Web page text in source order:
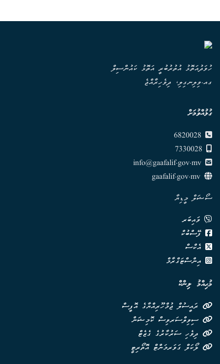
ހުވަދުއަތޮޅު އުތުރުބުރީ އަތޮޅު ކައުންސިލް
ގއ.ވިލިނގިލި، ދިވެހިރާއްޖެ
ގުޅުއްވުމަށް
info@gaafalif.gov.mv
ސޯޝަލް މީޑިޔާ
ވައިބަރ
ފޭސްބުކް
އެކްސް
އިންސްޓަގްރާމް
މުޙިއްމު ލިންކް
ރައީސުލް ޖުމްހޫރިއްޔާގެ އޮފީސް
ސިވިލްސަރވިސް ކޮމިޝަން
ދިވެހި ސަރުކާރުގެ ގެޒެޓް
ލޯކަލް ގަވަރމަންޓް އޮތޯރިޓީ